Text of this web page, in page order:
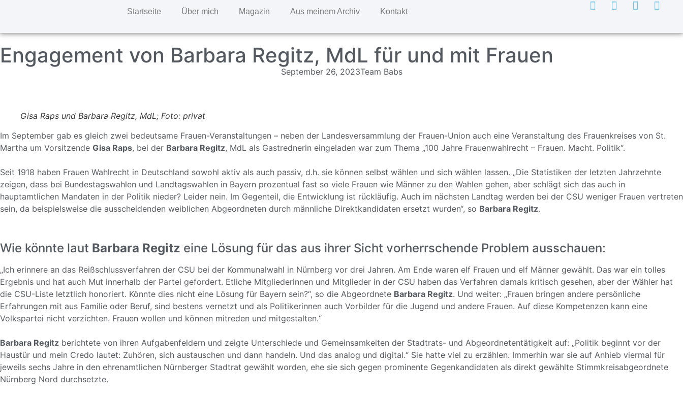
Startseite Über mich Magazin Aus meinem Archiv Kontakt
Engagement von Barbara Regitz, MdL für und mit Frauen
September 26, 2023Team Babs
Gisa Raps und Barbara Regitz, MdL; Foto: privat
Im September gab es gleich zwei bedeutsame Frauen-Veranstaltungen – neben der Landesversammlung der Frauen-Union auch eine Veranstaltung des Frauenkreises von St.
Martha um Vorsitzende Gisa Raps, bei der Barbara Regitz, MdL als Gastrednerin eingeladen war zum Thema „100 Jahre Frauenwahlrecht – Frauen. Macht. Politik“.
Seit 1918 haben Frauen Wahlrecht in Deutschland sowohl aktiv als auch passiv, d.h. sie können selbst wählen und sich wählen lassen. „Die Statistiken der letzten Jahrzehnte
zeigen, dass bei Bundestagswahlen und Landtagswahlen in Bayern prozentual fast so viele Frauen wie Männer zu den Wahlen gehen, aber schlägt sich das auch in
hauptamtlichen Mandaten in der Politik nieder? Leider nein. Im Gegenteil, die Entwicklung ist rückläufig. Auch im nächsten Landtag werden bei der CSU weniger Frauen vertreten
sein, da beispielsweise die ausscheidenden weiblichen Abgeordneten durch männliche Direktkandidaten ersetzt wurden“, so Barbara Regitz.
Wie könnte laut Barbara Regitz eine Lösung für das aus ihrer Sicht vorherrschende Problem ausschauen:
„Ich erinnere an das Reißschlussverfahren der CSU bei der Kommunalwahl in Nürnberg vor drei Jahren. Am Ende waren elf Frauen und elf Männer gewählt. Das war ein tolles
Ergebnis und hat auch Mut innerhalb der Partei gefordert. Etliche Mitgliederinnen und Mitglieder in der CSU haben das Verfahren damals kritisch gesehen, aber der Wähler hat
die CSU-Liste letztlich honoriert. Könnte dies nicht eine Lösung für Bayern sein?“, so die Abgeordnete Barbara Regitz. Und weiter: „Frauen bringen andere persönliche
Erfahrungen mit aus Familie oder Beruf, sind bestens vernetzt und als Politikerinnen auch Vorbilder für die Jugend und andere Frauen. Auf diese Kompetenzen kann eine
Volkspartei nicht verzichten. Frauen wollen und können mitreden und mitgestalten.“
Barbara Regitz berichtete von ihren Aufgabenfeldern und zeigte Unterschiede und Gemeinsamkeiten der Stadtrats- und Abgeordnetentätigkeit auf: „Politik beginnt vor der
Haustür und mein Credo lautet: Zuhören, sich austauschen und dann handeln. Und das analog und digital.“ Sie hatte viel zu erzählen. Immerhin war sie auf Anhieb viermal für
jeweils sechs Jahre in den ehrenamtlichen Nürnberger Stadtrat gewählt worden, ehe sie sich gegen prominente Gegenkandidaten als direkt gewählte Stimmkreisabgeordnete
Nürnberg Nord durchsetzte.